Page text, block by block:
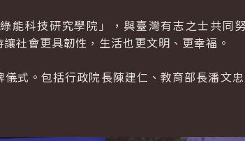
能科技研究學院」，與臺灣有志之士共同
社會更具韌性，生活也更文明、更幸福。
式。包括行政院長陳建仁、教育部長潘文